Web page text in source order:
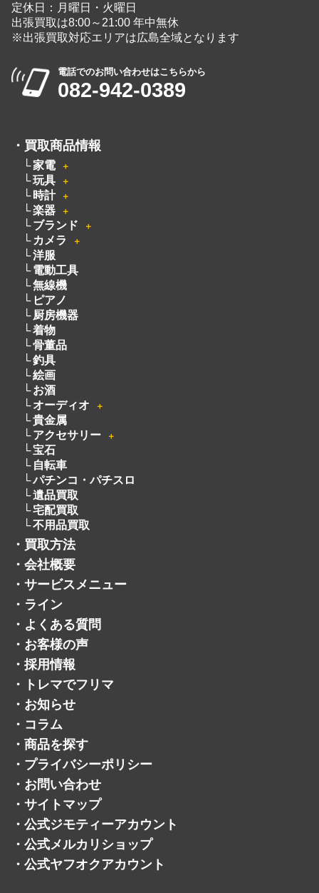
定休日：月曜日・火曜日
出張買取は8:00～21:00 年中無休
※出張買取対応エリアは広島全域となります
電話でのお問い合わせはこちらから
082-942-0389
・ 買取商品情報
家電 ＋
玩具 ＋
時計 ＋
楽器 ＋
ブランド ＋
カメラ ＋
洋服
電動工具
無線機
ピアノ
厨房機器
着物
骨董品
釣具
絵画
お酒
オーディオ
＋
貴金属
アクセサリー
＋
宝石
自転車
パチンコ・パチスロ
遺品買取
宅配買取
不用品買取
・ 買取方法
・ 会社概要
・ サービスメニュー
・ ライン
・ よくある質問
・ お客様の声
・ 採用情報
・
トレマでフリマ
・ お知らせ
・ コラム
・ 商品を探す
・ プライバシーポリシー
・ お問い合わせ
・ サイトマップ
・ 公式ジモティーアカウント
・ 公式メルカリショップ
・ 公式ヤフオクアカウント